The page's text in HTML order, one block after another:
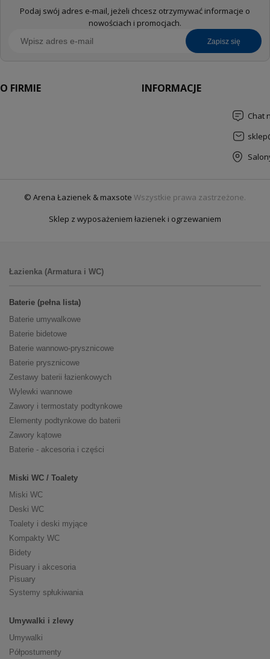
Podaj swój adres e-mail, jeżeli chcesz otrzymywać informacje o
nowościach i promocjach.
zapisz się
O FIRMIE INFORMACJE
Chat
© Arena Łazienek & maxsote Wszystkie prawa zastrzeżone.
Sklep z wyposażeniem łazienek i ogrzewaniem
Łazienka (Armatura i WC)
Baterie (pełna lista)
Baterie umywalkowe
Baterie bidetowe
Baterie wannowo-prysznicowe
Baterie prysznicowe
Zestawy baterii łazienkowych
Wylewki wannowe
Zawory i termostaty podtynkowe
Elementy podtynkowe do baterii
Zawory kątowe
Baterie - akcesoria i części
Miski WC / Toalety
Miski WC
Deski WC
Toalety i deski myjące
Kompakty WC
Bidety
Pisuary i akcesoria
Pisuary
Systemy spłukiwania
Umywalki i zlewy
Umywalki
Półpostumenty